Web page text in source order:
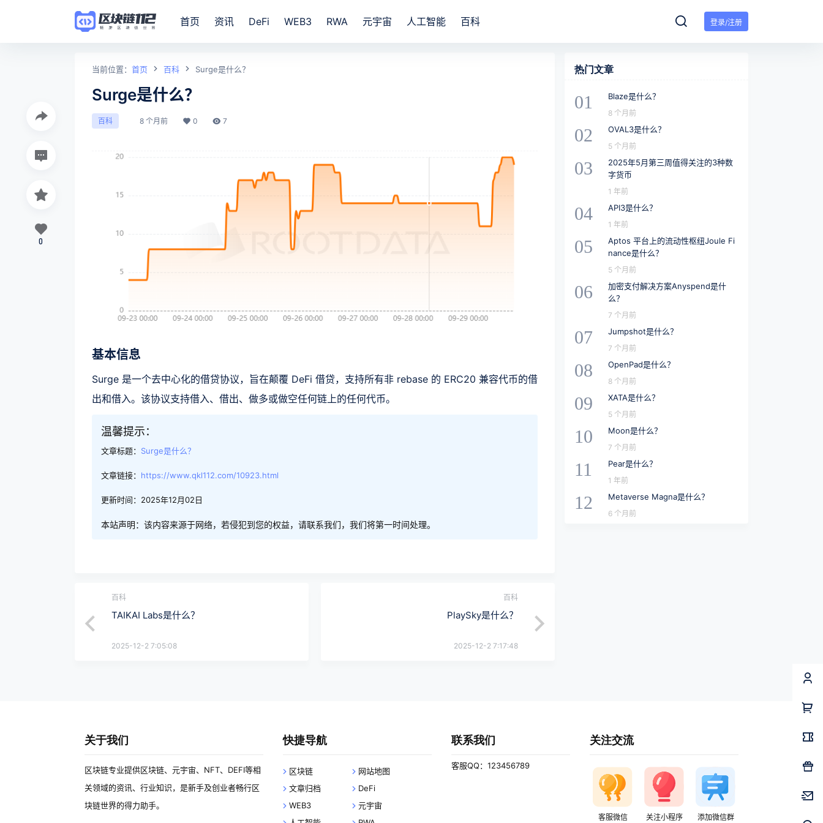
登录/注册
首页 资讯 DeFi WEB3 RWA 元宇宙 人工智能 百科
当前位置： 首页 百科 Surge是什么？
Surge是什么？
百科 8 个月前 0 7
基本信息
Surge 是一个去中心化的借贷协议，旨在颠覆 DeFi 借贷，支持所有非 rebase 的 ERC20 兼容代币的借
出和借入。该协议支持借入、借出、做多或做空任何链上的任何代币。
温馨提示：
文章标题： Surge是什么？
文章链接： https://www.qkl112.com/10923.html
更新时间：2025年12月02日
本站声明：该内容来源于网络，若侵犯到您的权益，请联系我们，我们将第一时间处理。
0
百科
TAIKAI Labs是什么？
2025-12-2 7:05:08
百科
PlaySky是什么？
2025-12-2 7:17:48
热门文章
01 Blaze是什么？
8 个月前
02 OVAL3是什么？
5 个月前
03
2025年5月第三周值得关注的3种数
字货币
1 年前
04 API3是什么？
1 年前
05
Aptos 平台上的流动性枢纽Joule Fi
nance是什么？
5 个月前
06
加密支付解决方案Anyspend是什
么？
7 个月前
07 Jumpshot是什么？
7 个月前
08 OpenPad是什么？
8 个月前
09 XATA是什么？
5 个月前
10 Moon是什么？
7 个月前
11 Pear是什么？
1 年前
12 Metaverse Magna是什么？
6 个月前
关于我们
区块链专业提供区块链、元宇宙、NFT、DEFI等相
关领域的资讯、行业知识，是新手及创业者畅行区
块链世界的得力助手。
快捷导航
区块链
网站地图
文章归档
DeFi
WEB3
元宇宙
联系我们
客服QQ：123456789
关注交流
客服微信 关注小程序 添加微信群